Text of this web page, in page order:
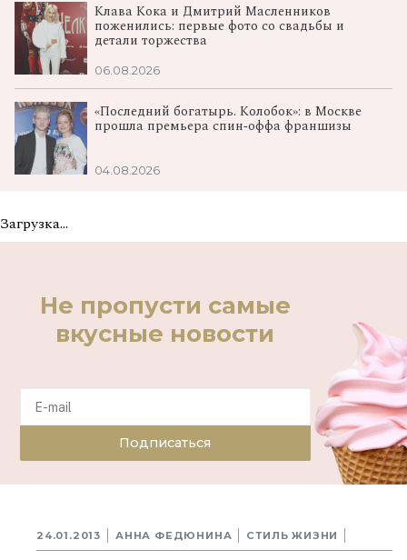
Клава Кока и Дмитрий Масленников
поженились: первые фото со свадьбы и
детали торжества
06.08.2026
«Последний богатырь. Колобок»: в Москве
прошла премьера спин‑оффа франшизы
04.08.2026
Загрузка...
Не пропусти самые
вкусные новости
Подписаться
24.01.2013 АННА ФЕДЮНИНА СТИЛЬ ЖИЗНИ